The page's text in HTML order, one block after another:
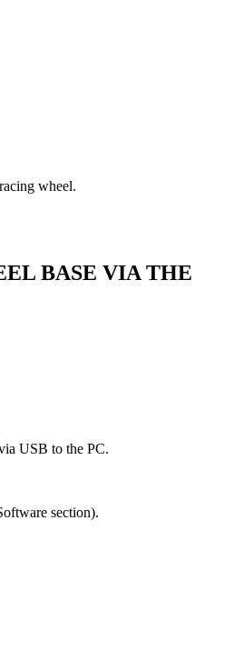
wheel.
BASE VIA THE
USB to the PC.
section).